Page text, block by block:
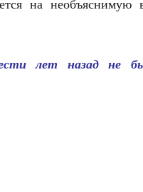
на необъяснимую
лет назад не